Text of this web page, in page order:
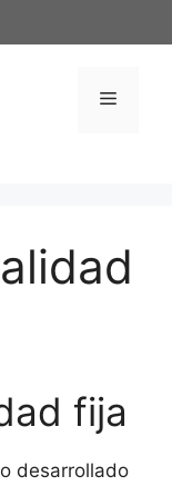
Menú
fija
desarrollado